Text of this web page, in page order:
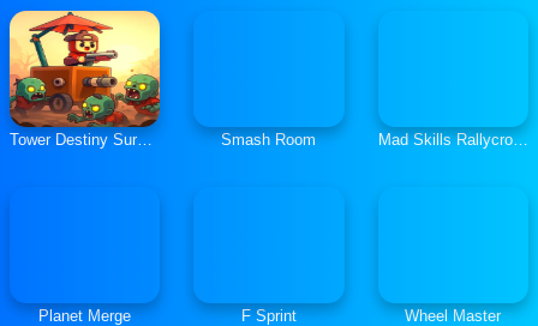
Tower Destiny Survive Smash Room Mad Skills Rallycross
Planet Merge F Sprint Wheel Master